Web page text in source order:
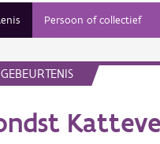
Persoon of collectief
GEBEURTENIS